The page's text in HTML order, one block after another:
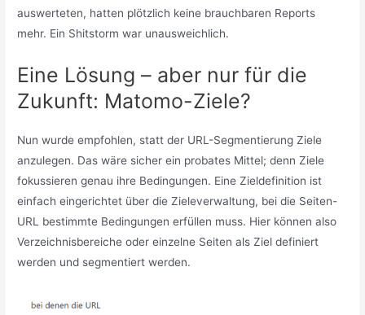
auswerteten, hatten plötzlich keine brauchbaren Reports
mehr. Ein Shitstorm war unausweichlich.
Eine Lösung – aber nur für die
Zukunft: Matomo-Ziele?
Nun wurde empfohlen, statt der URL-Segmentierung Ziele
anzulegen. Das wäre sicher ein probates Mittel; denn Ziele
fokussieren genau ihre Bedingungen. Eine Zieldefinition ist
einfach eingerichtet über die Zieleverwaltung, bei die Seiten-
URL bestimmte Bedingungen erfüllen muss. Hier können also
Verzeichnisbereiche oder einzelne Seiten als Ziel definiert
werden und segmentiert werden.